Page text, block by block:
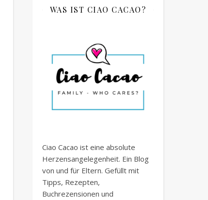
WAS IST CIAO CACAO?
Ciao Cacao ist eine absolute
Herzensangelegenheit. Ein Blog
von und für Eltern. Gefüllt mit
Tipps, Rezepten,
Buchrezensionen und